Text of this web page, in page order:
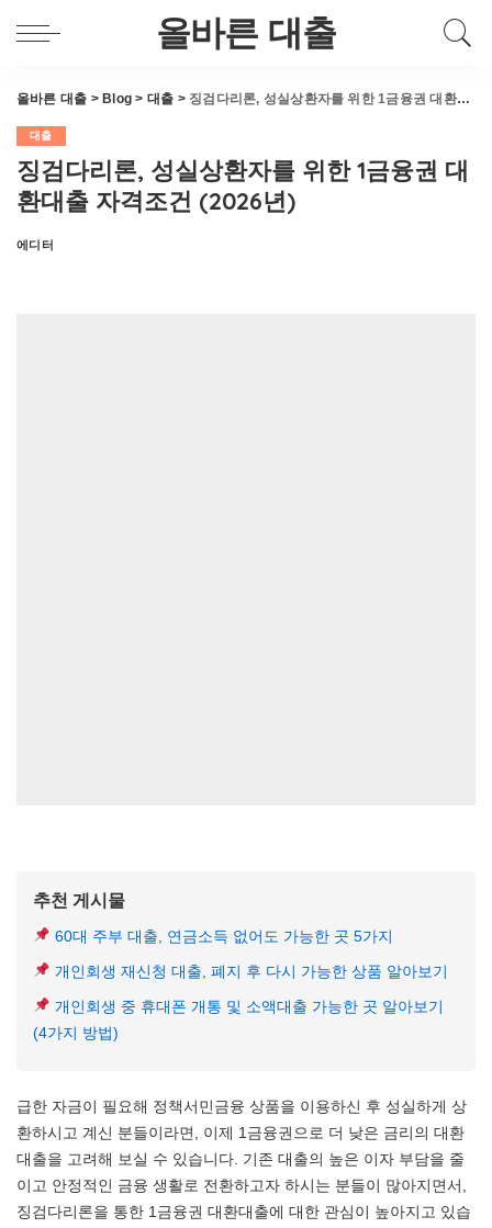
올바른 대출
올바른 대출 > Blog > 대출 > 징검다리론, 성실상환자를 위한 1금융권 대환대출 자격조건 (2026년)
대출
징검다리론, 성실상환자를 위한 1금융권 대
환대출 자격조건 (2026년)
Posted
에디터
추천 게시물
60대 주부 대출, 연금소득 없어도 가능한 곳 5가지
개인회생 재신청 대출, 폐지 후 다시 가능한 상품 알아보기
개인회생 중 휴대폰 개통 및 소액대출 가능한 곳 알아보기
(4가지 방법)
급한 자금이 필요해 정책서민금융 상품을 이용하신 후 성실하게 상
환하시고 계신 분들이라면, 이제 1금융권으로 더 낮은 금리의 대환
대출을 고려해 보실 수 있습니다. 기존 대출의 높은 이자 부담을 줄
이고 안정적인 금융 생활로 전환하고자 하시는 분들이 많아지면서,
징검다리론을 통한 1금융권 대환대출에 대한 관심이 높아지고 있습